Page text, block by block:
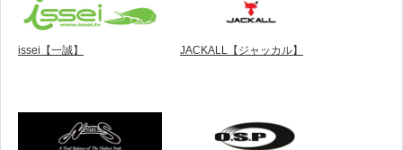
issei【一誠】 JACKALL【ジャッカル】